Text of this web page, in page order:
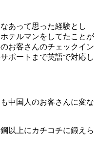
あって思った経験とし
テルマンをしてたことが
お客さんのチェックイン
ポートまで英語で対応し
中国人のお客さんに変な
以上にカチコチに鍛えら